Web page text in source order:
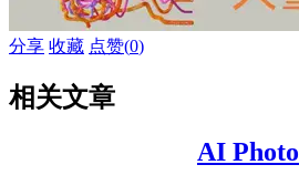
分享 收藏 点赞(0)
相关文章
AI Photo